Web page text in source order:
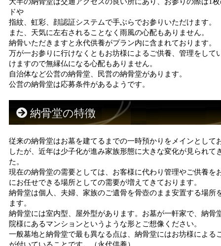
ドや
指紋、虹彩、顔認証システムで手ぶらでお参りいただけます。
また、天気に左右されることなく雨風の心配もありません。
納骨いただきますと永代供養がプラン内に含まれております。
万が一お参りに行けなくともお坊様によるご供養、管理をして
けますので無縁仏になる心配もありません。
自治体など公営の納骨堂、民営の納骨堂があります。
公営の納骨堂は応募条件があるようです。
納骨堂の特徴
従来の納骨堂はお墓を建てるまでの一時預かりをメインとして
したが、近年は少子化が進み家族形態に大きな変化が見られて
た。
現在の納骨堂の需要としては、お客様に代わり管理やご供養を
にお任せできる場所としての需要が増えてきております。
納骨堂は個人、夫婦、家族のご遺骨を骨壺のまま安置する場所
ます。
納骨堂には室内型、屋外型があります。お墓が一軒家で、納骨
院様にあるマンションというような形とご想像ください。
一般墓地と納骨堂で最も異なる点は、納骨堂にはお坊様による
が付いていることです。（永代供養）